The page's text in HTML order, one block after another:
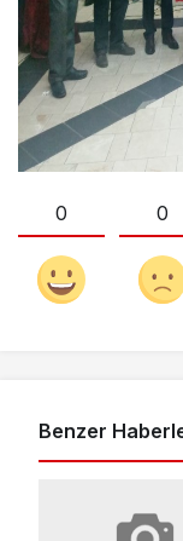
0 0
Benzer